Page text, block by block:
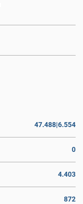
47.488|6.554
0
4.403
872